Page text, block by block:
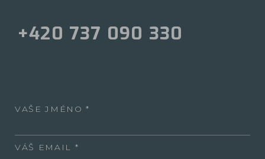
+420 737 090 330
VAŠE JMÉNO
VÁŠ EMAIL